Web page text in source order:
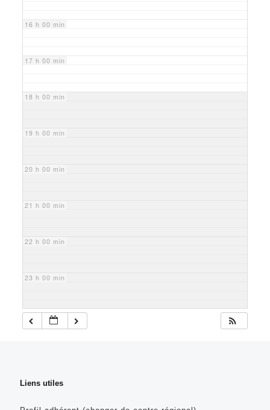
16 h 00 min
17 h 00 min
18 h 00 min
19 h 00 min
20 h 00 min
21 h 00 min
22 h 00 min
23 h 00 min
Liens utiles